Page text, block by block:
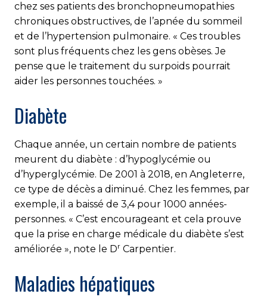
chez ses patients des bronchopneumopathies
chroniques obstructives, de l’apnée du sommeil
et de l’hypertension pulmonaire. « Ces troubles
sont plus fréquents chez les gens obèses. Je
pense que le traitement du surpoids pourrait
aider les personnes touchées. »
Diabète
Chaque année, un certain nombre de patients
meurent du diabète : d’hypoglycémie ou
d’hyperglycémie. De 2001 à 2018, en Angleterre,
ce type de décès a diminué. Chez les femmes, par
exemple, il a baissé de 3,4 pour 1000 années-
personnes. « C’est encourageant et cela prouve
que la prise en charge médicale du diabète s’est
améliorée », note le Dr Carpentier.
Maladies hépatiques